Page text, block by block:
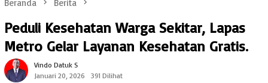
Beranda Berita
Peduli Kesehatan Warga Sekitar, Lapas
Metro Gelar Layanan Kesehatan Gratis.
Vindo Datuk S
Januari 20, 2026
391 Dilihat